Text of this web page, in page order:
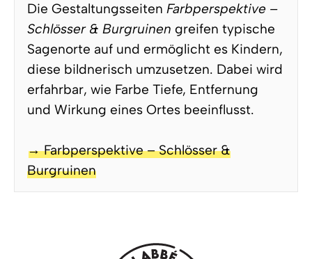
Die Gestaltungsseiten Farbperspektive –
Schlösser & Burgruinen greifen typische
Sagenorte auf und ermöglicht es Kindern,
diese bildnerisch umzusetzen. Dabei wird
erfahrbar, wie Farbe Tiefe, Entfernung
und Wirkung eines Ortes beeinflusst.
→ Farbperspektive – Schlösser &
Burgruinen